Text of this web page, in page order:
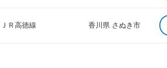
ＪＲ高徳線 香川県 さぬき市